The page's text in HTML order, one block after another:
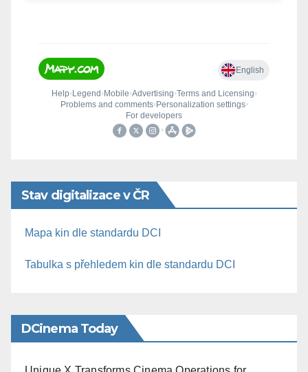
Stav digitalizace v ČR
Mapa kin dle standardu DCI
Tabulka s přehledem kin dle standardu DCI
DCinema Today